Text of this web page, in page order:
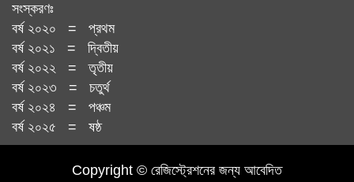
সংস্করণঃ
বর্ষ ২০২০ = প্রথম
বর্ষ ২০২১ = দ্বিতীয়
বর্ষ ২০২২ = তৃতীয়
বর্ষ ২০২৩ = চতুর্থ
বর্ষ ২০২৪ = পঞ্চম
বর্ষ ২০২৫ = ষষ্ঠ
Copyright © রেজিস্ট্রেশনের জন্য আবেদিত